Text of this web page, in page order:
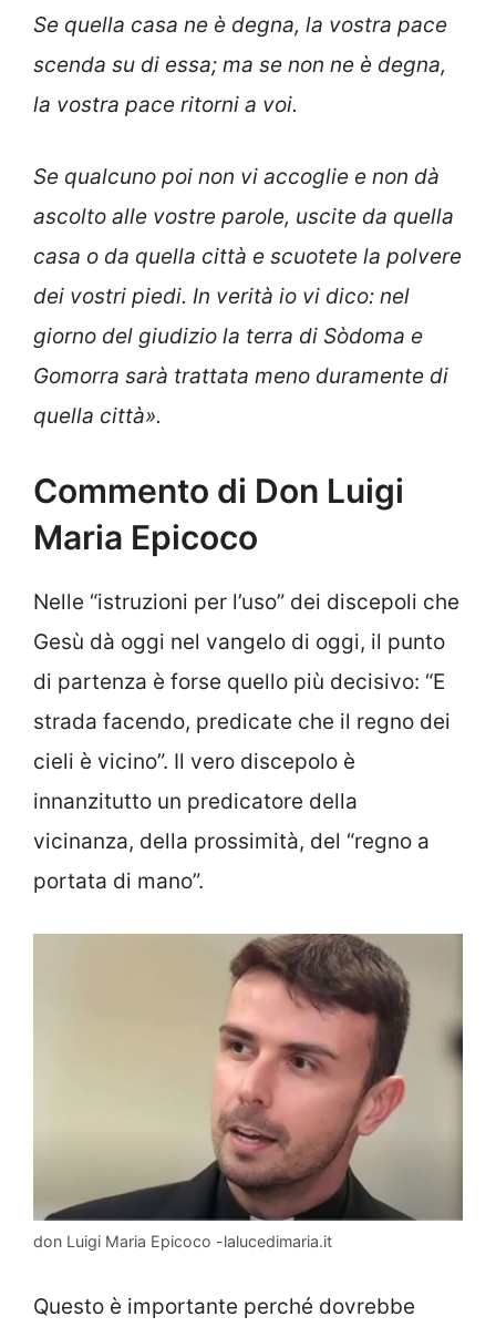
Se quella casa ne è degna, la vostra pace
scenda su di essa; ma se non ne è degna,
la vostra pace ritorni a voi.
Se qualcuno poi non vi accoglie e non dà
ascolto alle vostre parole, uscite da quella
casa o da quella città e scuotete la polvere
dei vostri piedi. In verità io vi dico: nel
giorno del giudizio la terra di Sòdoma e
Gomorra sarà trattata meno duramente di
quella città».
Commento di Don Luigi
Maria Epicoco
Nelle “istruzioni per l’uso” dei discepoli che
Gesù dà oggi nel vangelo di oggi, il punto
di partenza è forse quello più decisivo: “E
strada facendo, predicate che il regno dei
cieli è vicino”. Il vero discepolo è
innanzitutto un predicatore della
vicinanza, della prossimità, del “regno a
portata di mano”.
don Luigi Maria Epicoco -lalucedimaria.it
Questo è importante perché dovrebbe